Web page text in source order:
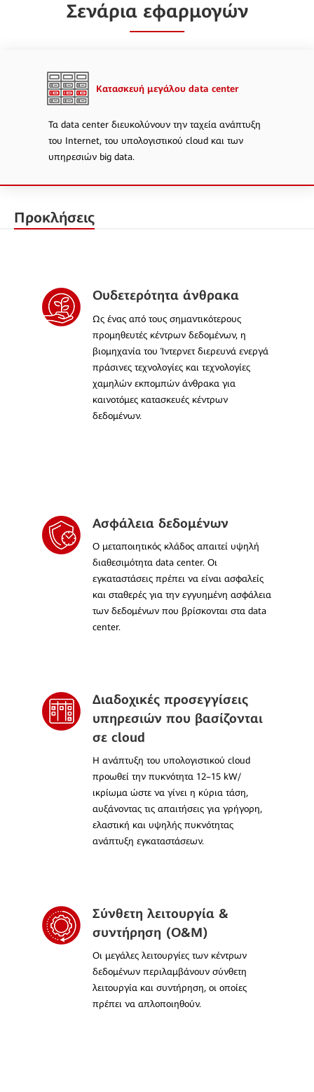
Σενάρια εφαρμογών
Κατασκευή μεγάλου data center
Τα data center διευκολύνουν την ταχεία ανάπτυξη
του Internet, του υπολογιστικού cloud και των
υπηρεσιών big data.
Προκλήσεις
Ουδετερότητα άνθρακα
Ως ένας από τους σημαντικότερους
προμηθευτές κέντρων δεδομένων, η
βιομηχανία του Ίντερνετ διερευνά ενεργά
πράσινες τεχνολογίες και τεχνολογίες
χαμηλών εκπομπών άνθρακα για
καινοτόμες κατασκευές κέντρων
δεδομένων.
Ασφάλεια δεδομένων
Ο μεταποιητικός κλάδος απαιτεί υψηλή
διαθεσιμότητα data center. Οι
εγκαταστάσεις πρέπει να είναι ασφαλείς
και σταθερές για την εγγυημένη ασφάλεια
των δεδομένων που βρίσκονται στα data
center.
Διαδοχικές προσεγγίσεις
υπηρεσιών που βασίζονται
σε cloud
Η ανάπτυξη του υπολογιστικού cloud
προωθεί την πυκνότητα 12–15 kW/
ικρίωμα ώστε να γίνει η κύρια τάση,
αυξάνοντας τις απαιτήσεις για γρήγορη,
ελαστική και υψηλής πυκνότητας
ανάπτυξη εγκαταστάσεων.
Σύνθετη λειτουργία &
συντήρηση (Ο&Μ)
Οι μεγάλες λειτουργίες των κέντρων
δεδομένων περιλαμβάνουν σύνθετη
λειτουργία και συντήρηση, οι οποίες
πρέπει να απλοποιηθούν.